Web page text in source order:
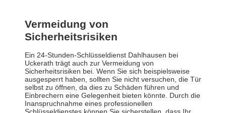
Vermeidung von
Sicherheitsrisiken
Ein 24-Stunden-Schlüsseldienst Dahlhausen bei
Uckerath trägt auch zur Vermeidung von
Sicherheitsrisiken bei. Wenn Sie sich beispielsweise
ausgesperrt haben, sollten Sie nicht versuchen, die Tür
selbst zu öffnen, da dies zu Schäden führen und
Einbrechern eine Gelegenheit bieten könnte. Durch die
Inanspruchnahme eines professionellen